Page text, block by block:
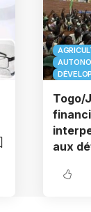
Togo/
aux